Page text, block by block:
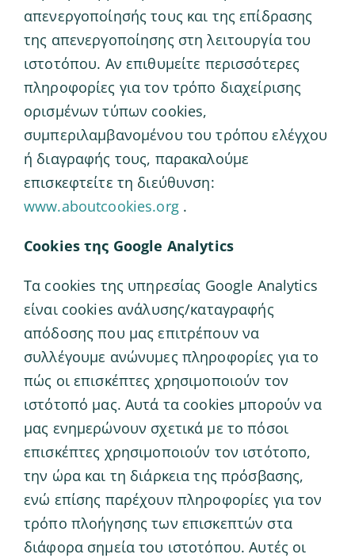
απενεργοποίησής τους και της επίδρασης
της απενεργοποίησης στη λειτουργία του
ιστοτόπου. Αν επιθυμείτε περισσότερες
πληροφορίες για τον τρόπο διαχείρισης
ορισμένων τύπων cookies,
συμπεριλαμβανομένου του τρόπου ελέγχου
ή διαγραφής τους, παρακαλούμε
επισκεφτείτε τη διεύθυνση:
www.aboutcookies.org .
Cookies της Google Analytics
Τα cookies της υπηρεσίας Google Analytics
είναι cookies ανάλυσης/καταγραφής
απόδοσης που μας επιτρέπουν να
συλλέγουμε ανώνυμες πληροφορίες για το
πώς οι επισκέπτες χρησιμοποιούν τον
ιστότοπό μας. Αυτά τα cookies μπορούν να
μας ενημερώνουν σχετικά με το πόσοι
επισκέπτες χρησιμοποιούν τον ιστότοπο,
την ώρα και τη διάρκεια της πρόσβασης,
ενώ επίσης παρέχουν πληροφορίες για τον
τρόπο πλοήγησης των επισκεπτών στα
διάφορα σημεία του ιστοτόπου. Αυτές οι